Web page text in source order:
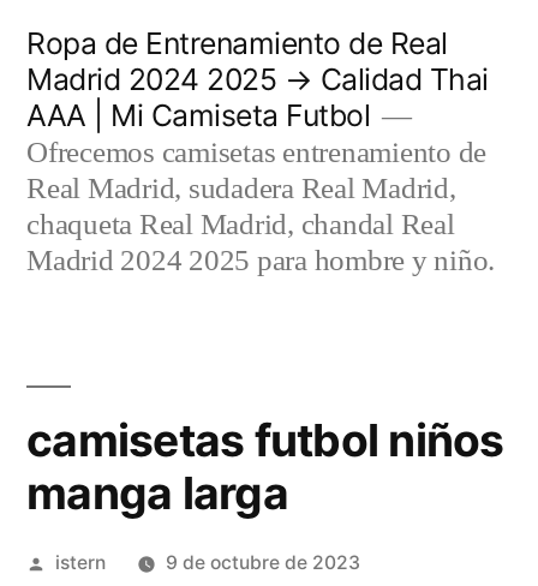
contenido
Ropa de Entrenamiento de Real
Madrid 2024 2025 → Calidad Thai
AAA | Mi Camiseta Futbol
Ofrecemos camisetas entrenamiento de
Real Madrid, sudadera Real Madrid,
chaqueta Real Madrid, chandal Real
Madrid 2024 2025 para hombre y niño.
camisetas futbol niños
manga larga
Publicado
istern 9 de octubre de 2023